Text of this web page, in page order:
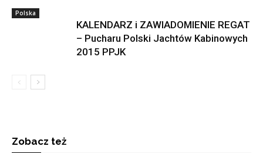
Polska
KALENDARZ i ZAWIADOMIENIE REGAT
– Pucharu Polski Jachtów Kabinowych
2015 PPJK
Zobacz też